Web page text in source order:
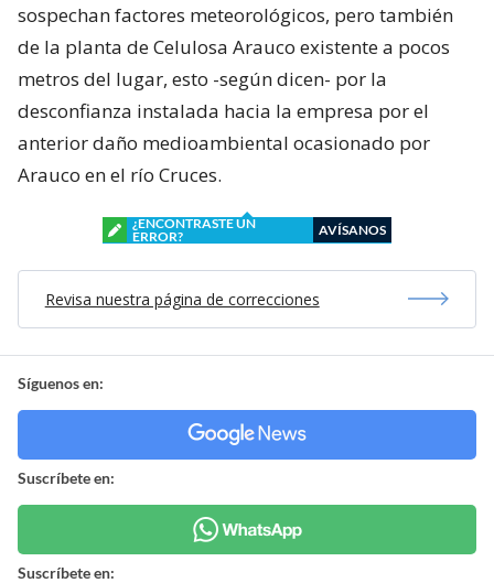
sospechan factores meteorológicos, pero también
de la planta de Celulosa Arauco existente a pocos
metros del lugar, esto -según dicen- por la
desconfianza instalada hacia la empresa por el
anterior daño medioambiental ocasionado por
Arauco en el río Cruces.
¿ENCONTRASTE UN
ERROR?
AVÍSANOS
Revisa nuestra página de correcciones
Síguenos en:
Suscríbete en:
Suscríbete en: